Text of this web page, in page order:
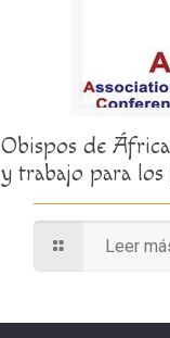
Obispos de
y trabajo para los
Leer